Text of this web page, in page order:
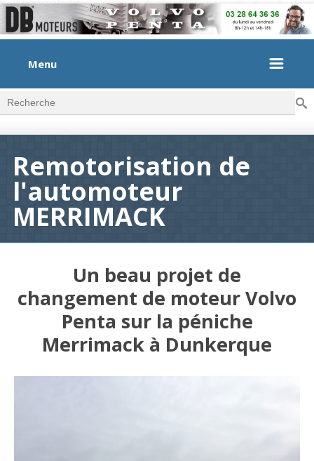
Menu
Formulaire de recherche
Remotorisation de
l'automoteur
MERRIMACK
Un beau projet de
changement de moteur Volvo
Penta sur la péniche
Merrimack à Dunkerque